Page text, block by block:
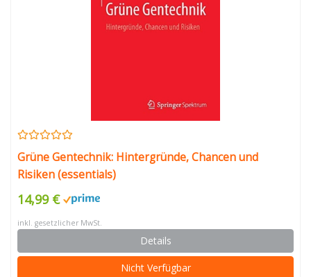
Grüne Gentechnik: Hintergründe, Chancen und
Risiken (essentials)
14,99 €
inkl. gesetzlicher MwSt.
Details
Nicht Verfügbar